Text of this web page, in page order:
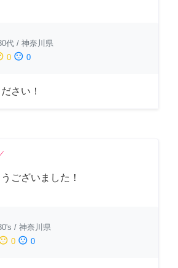
代 / 神奈川県
0 sentiment_dissatisfied 0
さい！
ございました！
/ 神奈川県
0 sentiment_dissatisfied 0